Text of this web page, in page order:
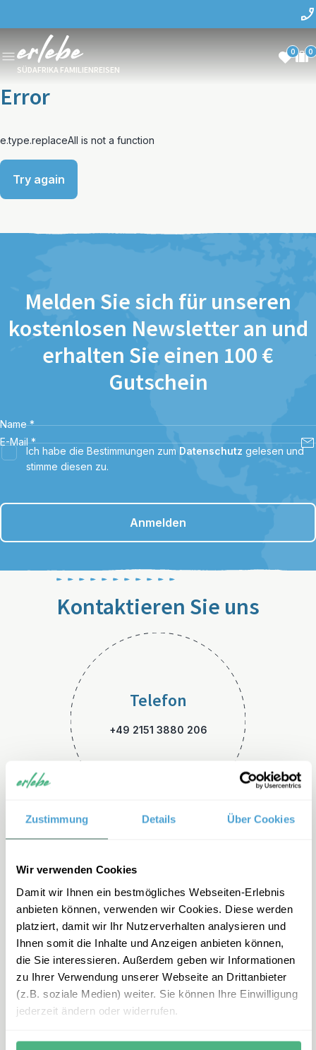
Zustimmung Details Über Cookies
Wir verwenden Cookies
Damit wir Ihnen ein bestmögliches Webseiten-Erlebnis
anbieten können, verwenden wir Cookies. Diese werden
platziert, damit wir Ihr Nutzerverhalten analysieren und
Ihnen somit die Inhalte und Anzeigen anbieten können,
die Sie interessieren. Außerdem geben wir Informationen
zu Ihrer Verwendung unserer Webseite an Drittanbieter
(z.B. soziale Medien) weiter. Sie können Ihre Einwilligung
jederzeit ändern oder widerrufen.
SÜDAFRIKA FAMILIENREISEN
0 0
Error
e.type.replaceAll is not a function
Try again
Melden Sie sich für unseren
kostenlosen Newsletter an und
erhalten Sie einen 100 €
Gutschein
Name *
E-Mail *
Ich habe die Bestimmungen zum Datenschutz gelesen und
stimme diesen zu.
Anmelden
Kontaktieren Sie uns
Telefon
+49 2151 3880 206
E-Mail
suedafrika-familienreisen@er
lebe.de